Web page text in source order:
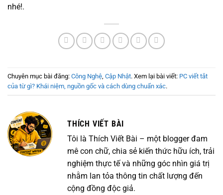
nhé!.
Chuyên mục bài đăng: Công Nghệ Cập Nhật. Xem lại bài viết: PC viết tắt
của từ gì? Khái niệm, nguồn gốc và cách dùng chuẩn xác.
THÍCH VIẾT BÀI
Tôi là Thích Viết Bài – một blogger đam
mê con chữ, chia sẻ kiến thức hữu ích, trải
nghiệm thực tế và những góc nhìn giá trị
nhằm lan tỏa thông tin chất lượng đến
cộng đồng độc giả.